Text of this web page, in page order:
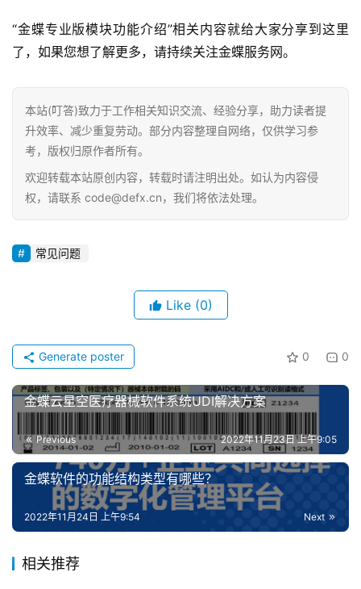
“金蝶专业版模块功能介绍”相关内容就给大家分享到这里
了，如果您想了解更多，请持续关注金蝶服务网。
本站(叮答)致力于工作相关知识交流、经验分享，助力读者提
升效率、减少重复劳动。部分内容整理自网络，仅供学习参
考，版权归原作者所有。
欢迎转载本站原创内容，转载时请注明出处。如认为内容侵
权，请联系 code@defx.cn，我们将依法处理。
常见问题
Like (0)
0 0
Generate poster
金蝶云星空医疗器械软件系统UDI解决方案
Previous 2022年11月23日 上午9:05
金蝶软件的功能结构类型有哪些？
Next
2022年11月24日 上午9:54
相关推荐